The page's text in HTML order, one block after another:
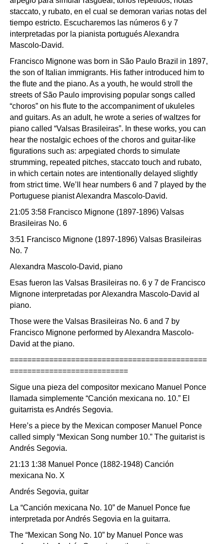
staccato, y rubato, en el cual se demoran varias notas del
tiempo estricto. Escucharemos las números 6 y 7
interpretadas por la pianista portugués Alexandra
Mascolo-David.
Francisco Mignone was born in São Paulo Brazil in 1897,
the son of Italian immigrants. His father introduced him to
the flute and the piano. As a youth, he would stroll the
streets of São Paulo improvising popular songs called
“choros” on his flute to the accompaniment of ukuleles
and guitars. As an adult, he wrote a series of waltzes for
piano called “Valsas Brasileiras”. In these works, you can
hear the nostalgic echoes of the choros and guitar-like
figurations such as: arpegiated chords to simulate
strumming, repeated pitches, staccato touch and rubato,
in which certain notes are intentionally delayed slightly
from strict time. We’ll hear numbers 6 and 7 played by the
Portuguese pianist Alexandra Mascolo-David.
21:05 3:58 Francisco Mignone (1897-1896) Valsas
Brasileiras No. 6
3:51 Francisco Mignone (1897-1896) Valsas Brasileiras
No. 7
Alexandra Mascolo-David, piano
Esas fueron las Valsas Brasileiras no. 6 y 7 de Francisco
Mignone interpretadas por Alexandra Mascolo-David al
piano.
Those were the Valsas Brasileiras No. 6 and 7 by
Francisco Mignone performed by Alexandra Mascolo-
David at the piano.
=============================================
===========================
Sigue una pieza del compositor mexicano Manuel Ponce
llamada simplemente “Canción mexicana no. 10.” El
guitarrista es Andrés Segovia.
Here’s a piece by the Mexican composer Manuel Ponce
called simply “Mexican Song number 10.” The guitarist is
Andrés Segovia.
21:13 1:38 Manuel Ponce (1882-1948) Canción
mexicana No. X
Andrés Segovia, guitar
La “Canción mexicana No. 10” de Manuel Ponce fue
interpretada por Andrés Segovia en la guitarra.
The “Mexican Song No. 10” by Manuel Ponce was